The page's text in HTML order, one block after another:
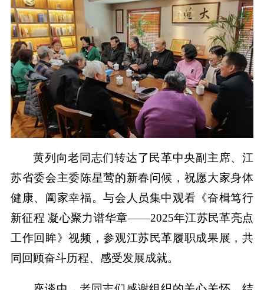
黄列向老同志们转达了民革中央副主席、江
苏省委会主委陈星莺的新春问候，祝愿大家身体
健康、阖家幸福。与会人员集中观看《奋楫笃行
新征程 凝心聚力谱华章——2025年江苏民革亮点
工作回眸》视频，参观江苏民革履职成果展，共
同回顾奋斗历程、感受发展成就。